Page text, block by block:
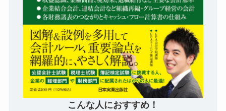
こんな人におすすめ！